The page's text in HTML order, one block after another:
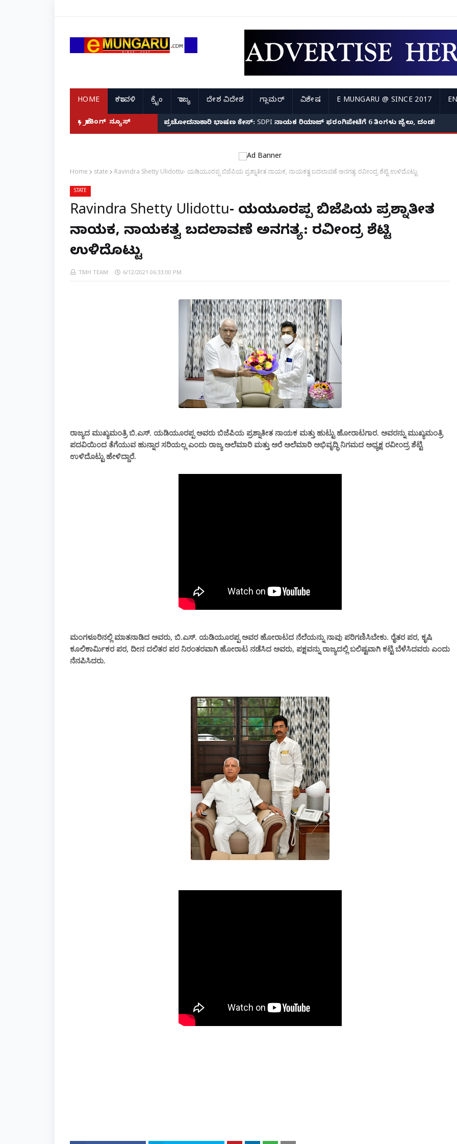
HOME ಕರಾವಳಿ ಕ್ರೈಂ ರಾಜ್ಯ ದೇಶ ವಿದೇಶ ಗ್ಲಾಮರ್ ವಿಶೇಷ E MUNGARU @ SINCE 2017
ಬ್ರೇಕಿಂಗ್ ನ್ಯೂಸ್ ಪ್ರಚೋದನಾಕಾರಿ ಭಾಷಣ ಕೇಸ್: SDPI ನಾಯಕ ರಿಯಾಜ್ ಫರಂಗಿಪೇಟೆಗೆ 6 ತಿಂಗಳು ಜೈಲು, ದಂಡ!
ಸುಪ್ರೀಂ ಕೋರ್ಟ್ ಅರೆಸ್ಟ್ ವಾರಂಟ್ ಭೀತಿ: ಮಂಗಳೂರಿನಲ್ಲಿ ಹಿರಿಯ ನಾಗರಿಕೆಗೆ 34.48 ಲಕ್ಷ ರೂ. ಡಿಜಿಟಲ್
Home state Ravindra Shetty Ulidottu- ಯಡಿಯೂರಪ್ಪ ಬಿಜೆಪಿಯ ಪ್ರಶ್ನಾತೀತ ನಾಯಕ, ನಾಯಕತ್ವ ಬದಲಾವಣೆ ಅನಗತ್ಯ: ರವೀಂದ್ರ ಶೆಟ್ಟಿ ಉಳಿದೊಟ್ಟು
STATE
Ravindra Shetty Ulidottu- ಯಡಿಯೂರಪ್ಪ ಬಿಜೆಪಿಯ ಪ್ರಶ್ನಾತೀತ
ನಾಯಕ, ನಾಯಕತ್ವ ಬದಲಾವಣೆ ಅನಗತ್ಯ: ರವೀಂದ್ರ ಶೆಟ್ಟಿ
ಉಳಿದೊಟ್ಟು
TMH TEAM 6/12/2021 06:33:00 PM
ರಾಜ್ಯದ ಮುಖ್ಯಮಂತ್ರಿ ಬಿ.ಎಸ್. ಯಡಿಯೂರಪ್ಪ ಅವರು ಬಿಜೆಪಿಯ ಪ್ರಶ್ನಾತೀತ ನಾಯಕ ಮತ್ತು ಹುಟ್ಟು ಹೋರಾಟಗಾರ. ಅವರನ್ನು ಮುಖ್ಯಮಂತ್ರಿ
ಪದವಿಯಿಂದ ತೆಗೆಯುವ ಹುನ್ನಾರ ಸರಿಯಲ್ಲ ಎಂದು ರಾಜ್ಯ ಅಲೆಮಾರಿ ಮತ್ತು ಅರೆ ಅಲೆಮಾರಿ ಅಭಿವೃದ್ಧಿ ನಿಗಮದ ಅಧ್ಯಕ್ಷ ರವೀಂದ್ರ ಶೆಟ್ಟಿ
ಉಳಿದೊಟ್ಟು ಹೇಳಿದ್ದಾರೆ.
ಮಂಗಳೂರಿನಲ್ಲಿ ಮಾತನಾಡಿದ ಅವರು, ಬಿ.ಎಸ್. ಯಡಿಯೂರಪ್ಪ ಅವರ ಹೋರಾಟದ ನೆಲೆಯನ್ನು ನಾವು ಪರಿಗಣಿಸಿಬೇಕು. ರೈತರ ಪರ, ಕೃಷಿ
ಕೂಲಿಕಾರ್ಮಿಕರ ಪರ, ದೀನ ದಲಿತರ ಪರ ನಿರಂತರವಾಗಿ ಹೋರಾಟ ನಡೆಸಿದ ಅವರು, ಪಕ್ಷವನ್ನು ರಾಜ್ಯದಲ್ಲಿ ಬಲಿಷ್ಟವಾಗಿ ಕಟ್ಟಿ ಬೆಳೆಸಿದವರು ಎಂದು
ನೆನಪಿಸಿದರು.